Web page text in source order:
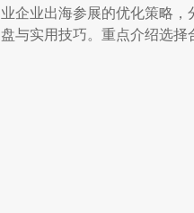
企业出海参展的优化策略
与实用技巧。重点介绍选